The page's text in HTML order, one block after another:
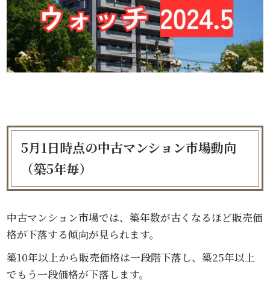
5月1日時点の中古マンション市場動向
（築5年毎）
中古マンション市場では、築年数が古くなるほど販売価
格が下落する傾向が見られます。
築10年以上から販売価格は一段階下落し、築25年以上
でもう一段価格が下落します。